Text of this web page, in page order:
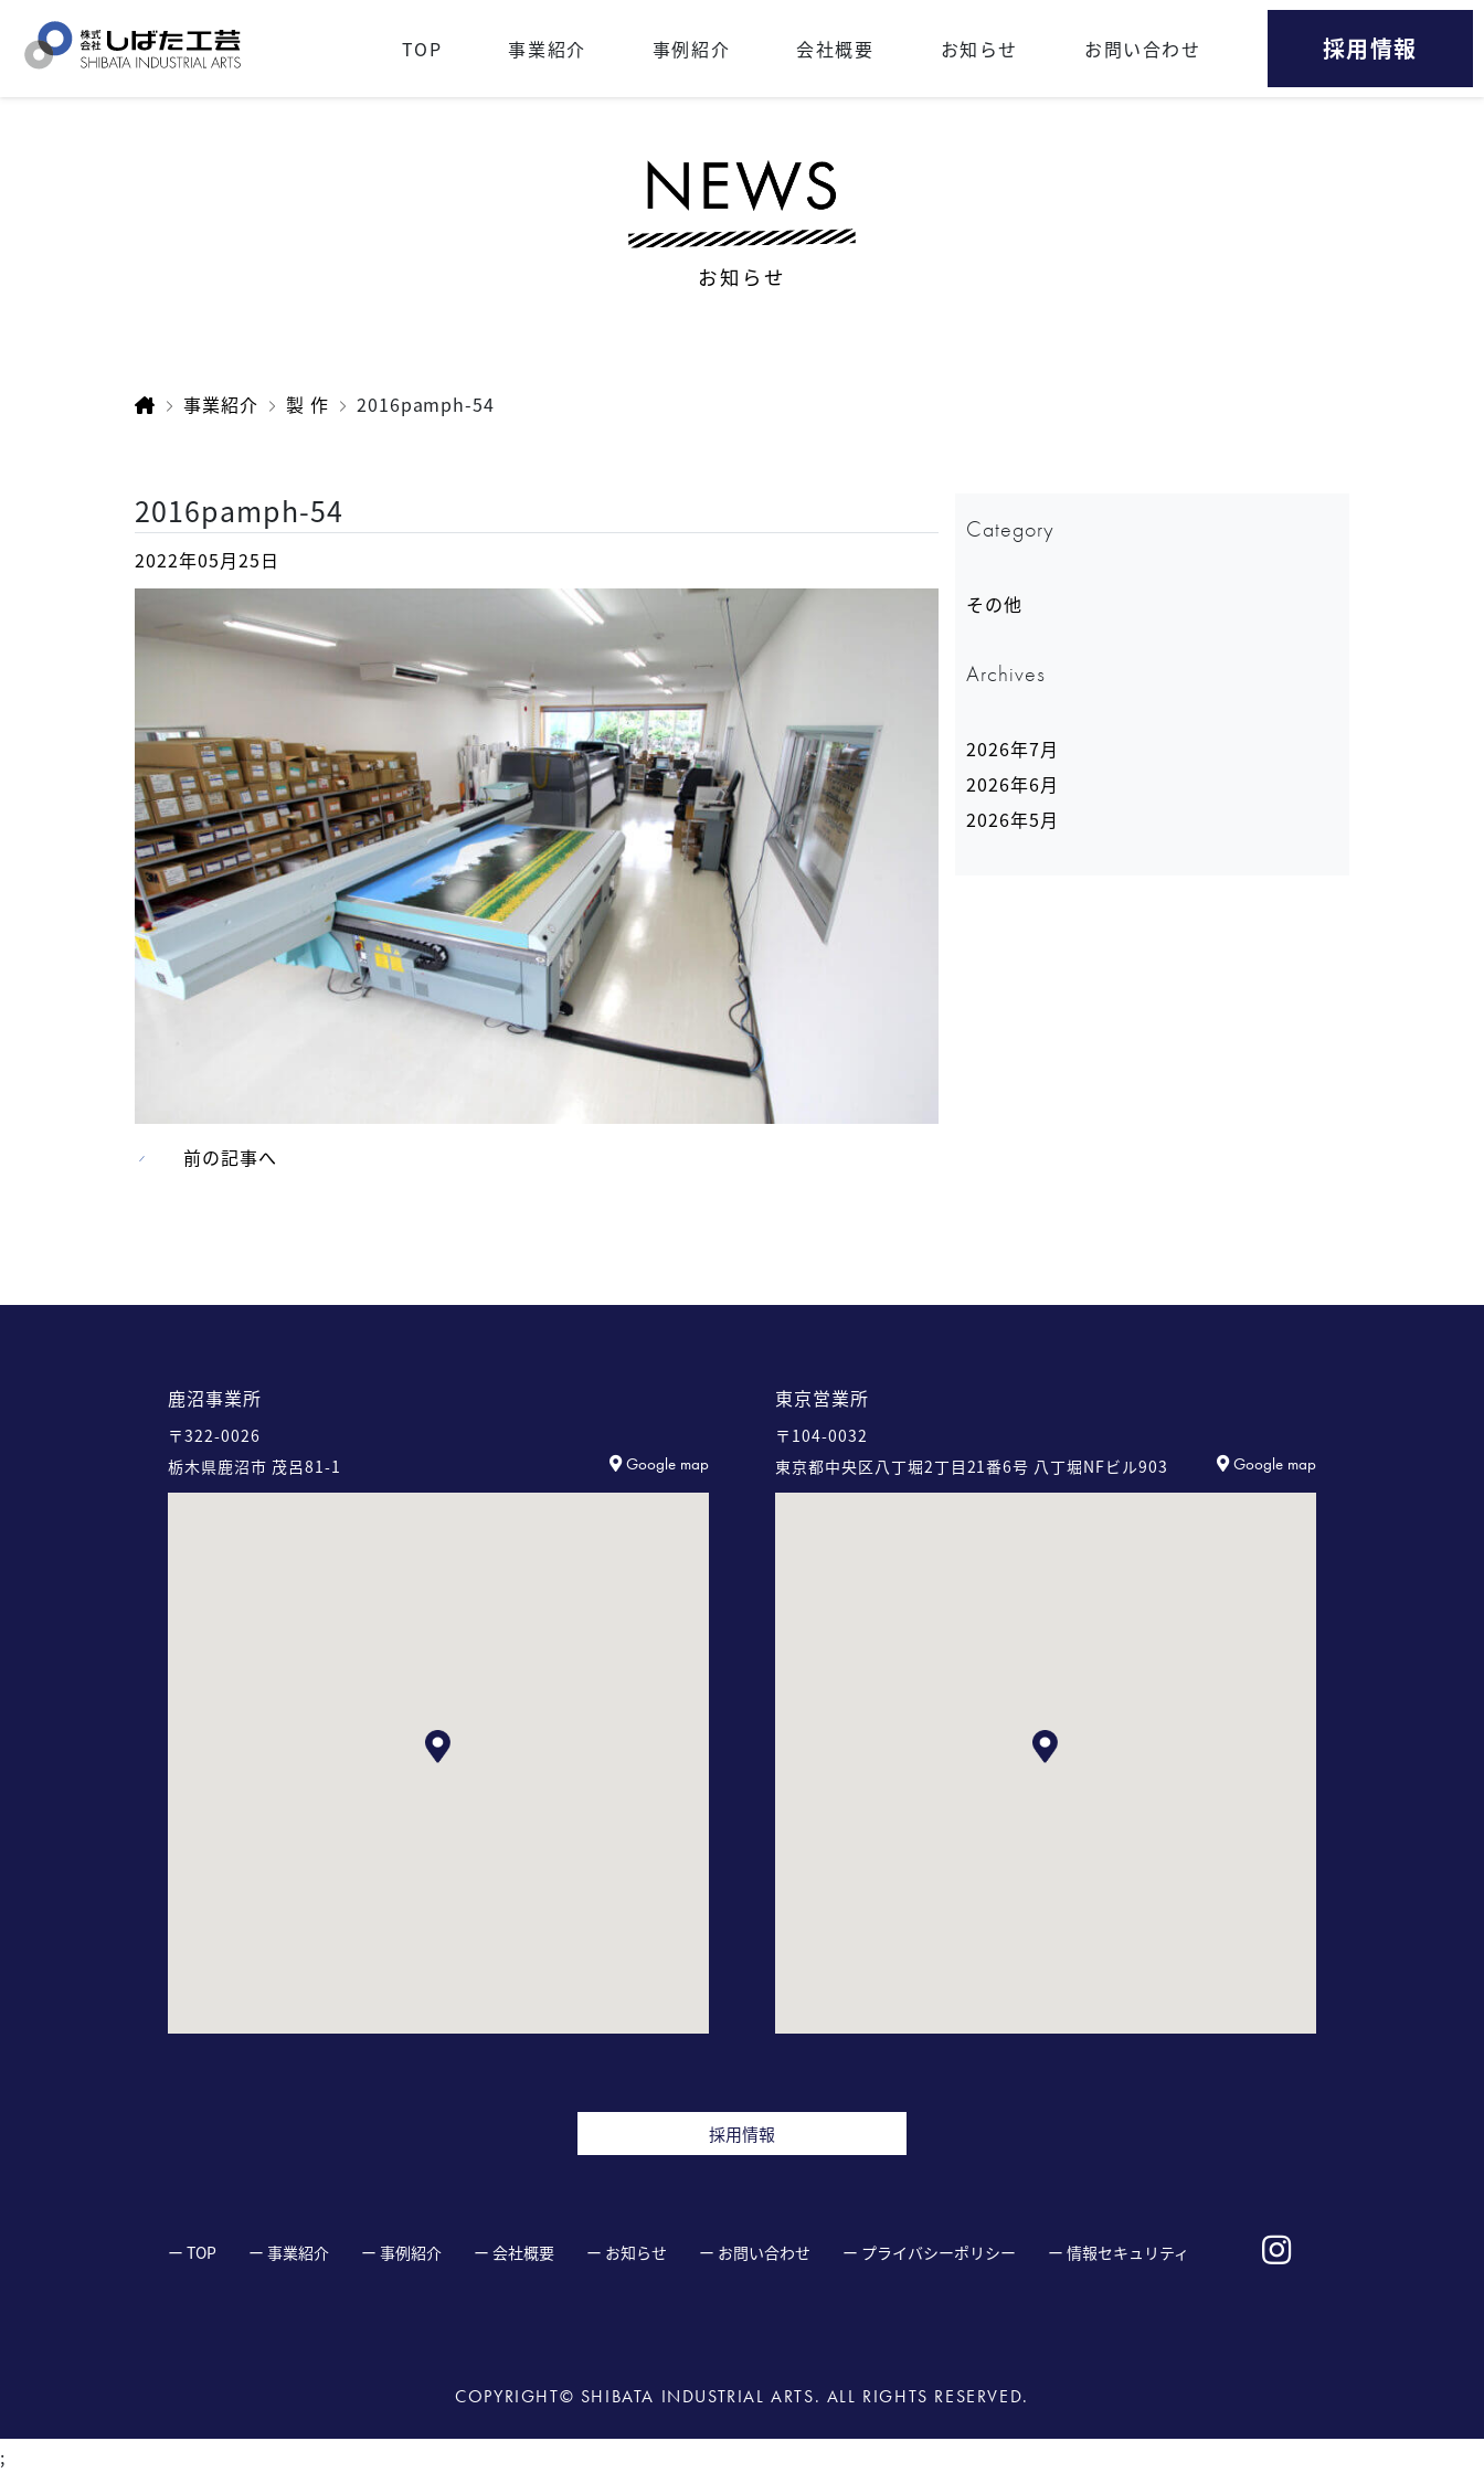
TOP 事業紹介 事例紹介 会社概要 お知らせ お問い合わせ 採用情報
お知らせ
事業紹介 製 作 2016pamph-54
2016pamph-54
2022年05月25日
前の記事へ
Category
その他
Archives
2026年7月
2026年6月
2026年5月
鹿沼事業所
〒322-0026
栃木県鹿沼市 茂呂81-1
Google map
東京営業所
〒104-0032
東京都中央区八丁堀2丁目21番6号 八丁堀NFビル903 Google map
採用情報
ー TOP ー 事業紹介 ー 事例紹介 ー 会社概要 ー お知らせ ー お問い合わせ ー プライバシーポリシー ー 情報セキュリティ
COPYRIGHT© SHIBATA INDUSTRIAL ARTS. ALL RIGHTS RESERVED.
;